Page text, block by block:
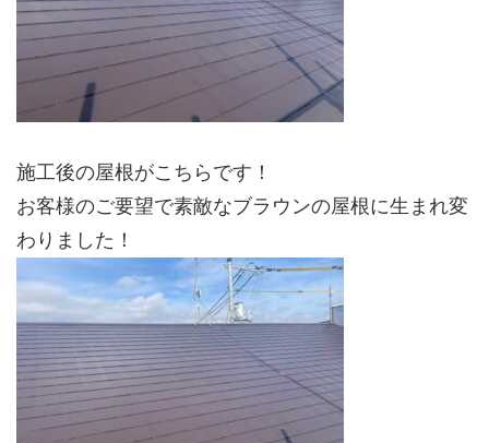
施工後の屋根がこちらです！
お客様のご要望で素敵なブラウンの屋根に生まれ変
わりました！